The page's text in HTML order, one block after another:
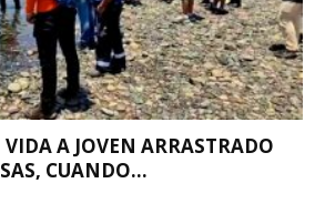
A JOVEN ARRASTRADO
CUANDO...